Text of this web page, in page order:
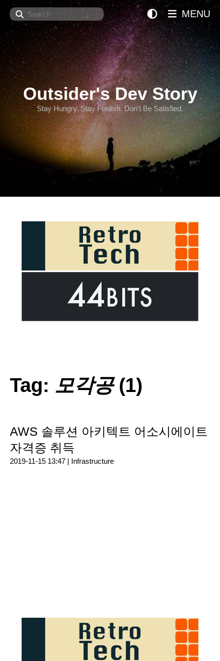
Search
Outsider's Dev Story
Stay Hungry. Stay Foolish. Don't Be Satisfied.
MENU
Tag: 모각공(1)
AWS 솔루션 아키텍트 어소시에이트
자격증 취득
2019-11-15 13:47 | Infrastructure